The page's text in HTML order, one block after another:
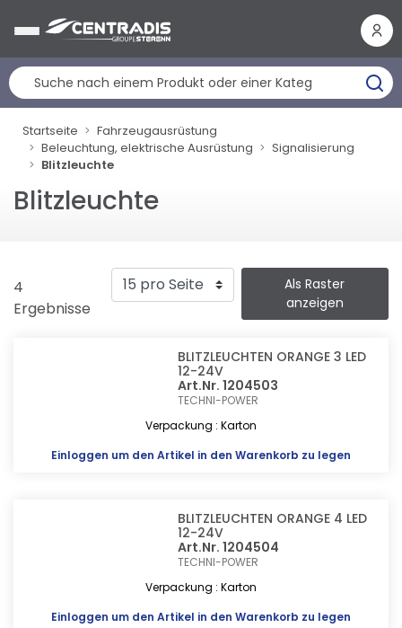
Startseite
Fahrzeugausrüstung
Beleuchtung, elektrische Ausrüstung
Signalisierung
Blitzleuchte
Blitzleuchte
4
Ergebnisse
Als Raster
anzeigen
BLITZLEUCHTEN ORANGE 3 LED
12-24V
Art.Nr. 1204503
TECHNI-POWER
Verpackung : Karton
Einloggen um den Artikel in den Warenkorb zu legen
BLITZLEUCHTEN ORANGE 4 LED
12-24V
Art.Nr. 1204504
TECHNI-POWER
Verpackung : Karton
Einloggen um den Artikel in den Warenkorb zu legen